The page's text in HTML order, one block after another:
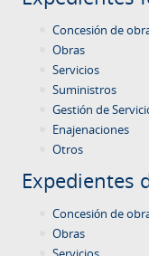
Concesión de
Obras
Servicios
Suministros
Gestión de
Enajenaciones
Otros
Expedientes
Concesión de
Obras